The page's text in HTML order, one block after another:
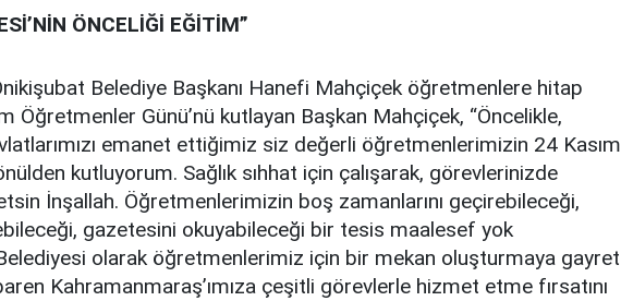
ÖNCELİĞİ EĞİTİM”
Belediye Başkanı Hanefi Mahçiçek öğretmenlere hitap
Öğretmenler Günü’nü kutlayan Başkan Mahçiçek, “Öncelikle,
emanet ettiğimiz siz değerli öğretmenlerimizin 24 Kasım
kutluyorum. Sağlık sıhhat için çalışarak, görevlerinizde
İnşallah. Öğretmenlerimizin boş zamanlarını geçirebileceği,
gazetesini okuyabileceği bir tesis maalesef yok
olarak öğretmenlerimiz için bir mekan oluşturmaya gayret
Kahramanmaraş’ımıza çeşitli görevlerle hizmet etme fırsatını